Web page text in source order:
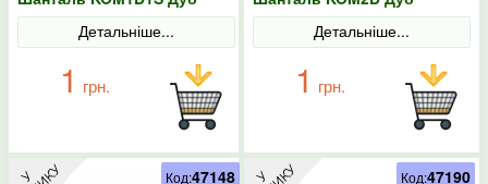
санремо світлий
Детальніше...
1 грн.
санремо світлий
Детальніше...
1 грн.
Код:47148 Код:47190